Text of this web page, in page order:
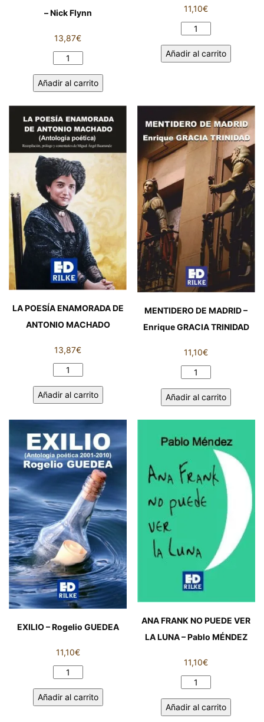
– Nick Flynn
13,87€
PIDE
VOTACIÓN
A
MANO
ALZADA
Nick
Flynn
cantidad
Añadir al carrito
11,10€
CAMPOS
CASTILLA
cantidad
Añadir al carrito
LA POESÍA ENAMORADA DE
ANTONIO MACHADO
13,87€
ENAMORADA
ANTONIO
MACHADO
cantidad
Añadir al carrito
MENTIDERO DE MADRID –
Enrique GRACIA TRINIDAD
11,10€
MENTIDERO
MADRID
GRACIA
TRINIDAD
cantidad
Añadir al carrito
EXILIO – Rogelio GUEDEA
11,10€
EXILIO
Rogelio
Añadir al carrito
ANA FRANK NO PUEDE VER
LA LUNA – Pablo MÉNDEZ
11,10€
ANA
NO
Añadir al carrito